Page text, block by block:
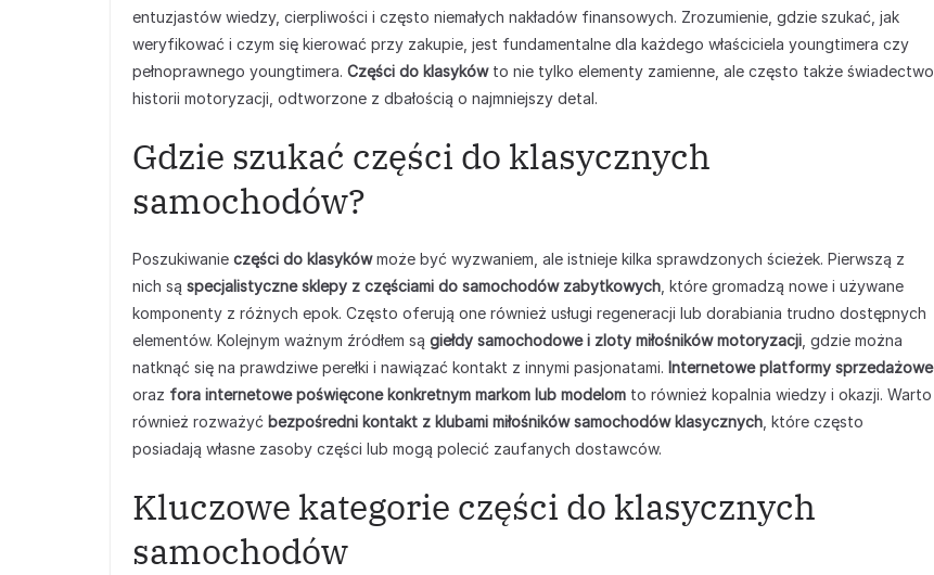
entuzjastów wiedzy, cierpliwości i często niemałych nakładów finansowych. Zrozumienie, gdzie szukać, jak
weryfikować i czym się kierować przy zakupie, jest fundamentalne dla każdego właściciela youngtimera czy
pełnoprawnego youngtimera. Części do klasykówto nie tylko elementy zamienne, ale często także świadectwo
historii motoryzacji, odtworzone z dbałością o najmniejszy detal.
Gdzie szukać części do klasycznych
samochodów?
Poszukiwanie części do klasykówmoże być wyzwaniem, ale istnieje kilka sprawdzonych ścieżek. Pierwszą z
nich są specjalistyczne sklepy z częściami do samochodów zabytkowych , które gromadzą nowe i używane
komponenty z różnych epok. Często oferują one również usługi regeneracji lub dorabiania trudno dostępnych
elementów. Kolejnym ważnym źródłem są giełdy samochodowe i zloty miłośników motoryzacji , gdzie można
natknąć się na prawdziwe perełki i nawiązać kontakt z innymi pasjonatami. Internetowe platformy sprzedażowe
oraz fora internetowe poświęcone konkretnym markom lub modelom to również kopalnia wiedzy i okazji. Warto
również rozważyć bezpośredni kontakt z klubami miłośników samochodów klasycznych , które często
posiadają własne zasoby części lub mogą polecić zaufanych dostawców.
Kluczowe kategorie części do klasycznych
samochodów